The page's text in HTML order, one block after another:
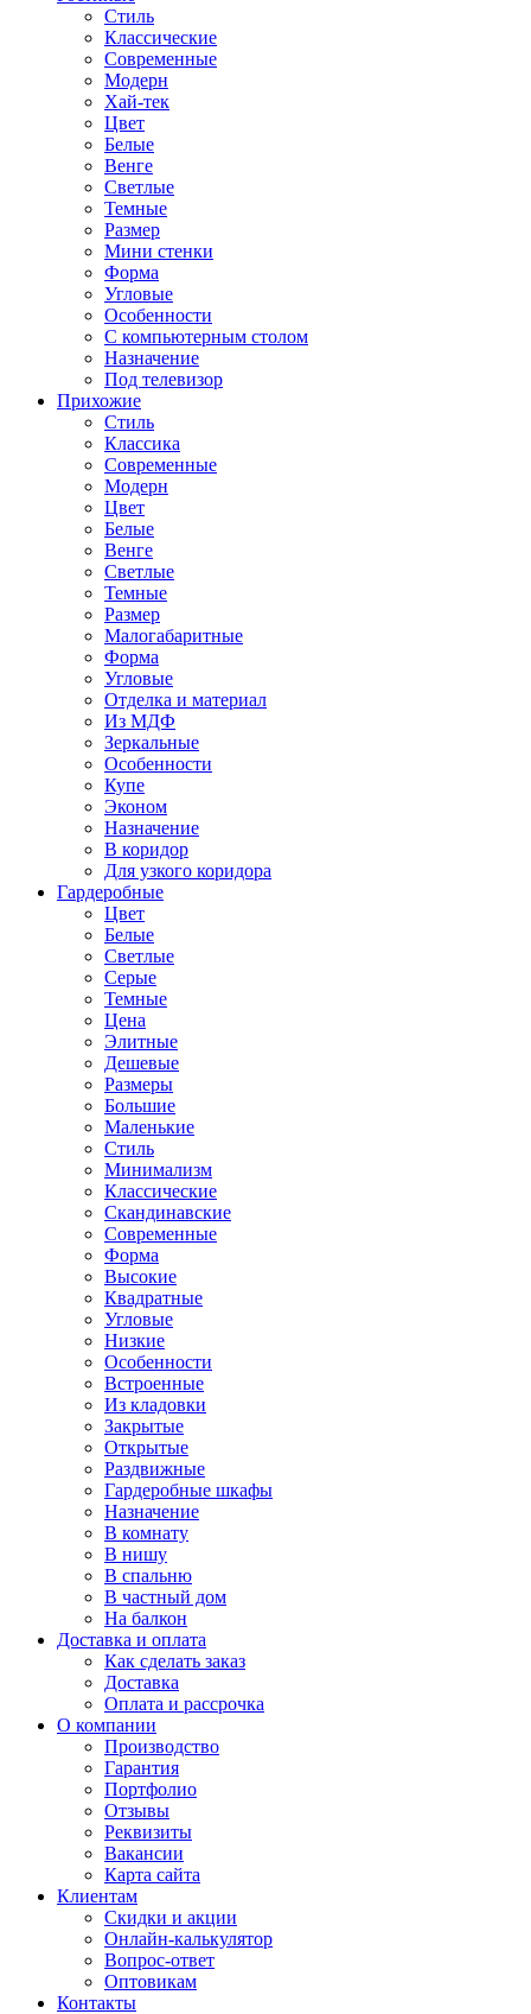
Стиль
Классические
Современные
Модерн
Хай-тек
Цвет
Белые
Венге
Светлые
Темные
Размер
Мини стенки
Форма
Угловые
Особенности
С компьютерным столом
Назначение
Под телевизор
Прихожие
Стиль
Классика
Современные
Модерн
Цвет
Белые
Венге
Светлые
Темные
Размер
Малогабаритные
Форма
Угловые
Отделка и материал
Из МДФ
Зеркальные
Особенности
Купе
Эконом
Назначение
В коридор
Для узкого коридора
Гардеробные
Цвет
Белые
Светлые
Серые
Темные
Цена
Элитные
Дешевые
Размеры
Большие
Маленькие
Стиль
Минимализм
Классические
Скандинавские
Современные
Форма
Высокие
Квадратные
Угловые
Низкие
Особенности
Встроенные
Из кладовки
Закрытые
Открытые
Раздвижные
Гардеробные шкафы
Назначение
В комнату
В нишу
В спальню
В частный дом
На балкон
Доставка и оплата
Как сделать заказ
Доставка
Оплата и рассрочка
О компании
Производство
Гарантия
Портфолио
Отзывы
Реквизиты
Вакансии
Карта сайта
Клиентам
Скидки и акции
Онлайн-калькулятор
Вопрос-ответ
Оптовикам
Контакты